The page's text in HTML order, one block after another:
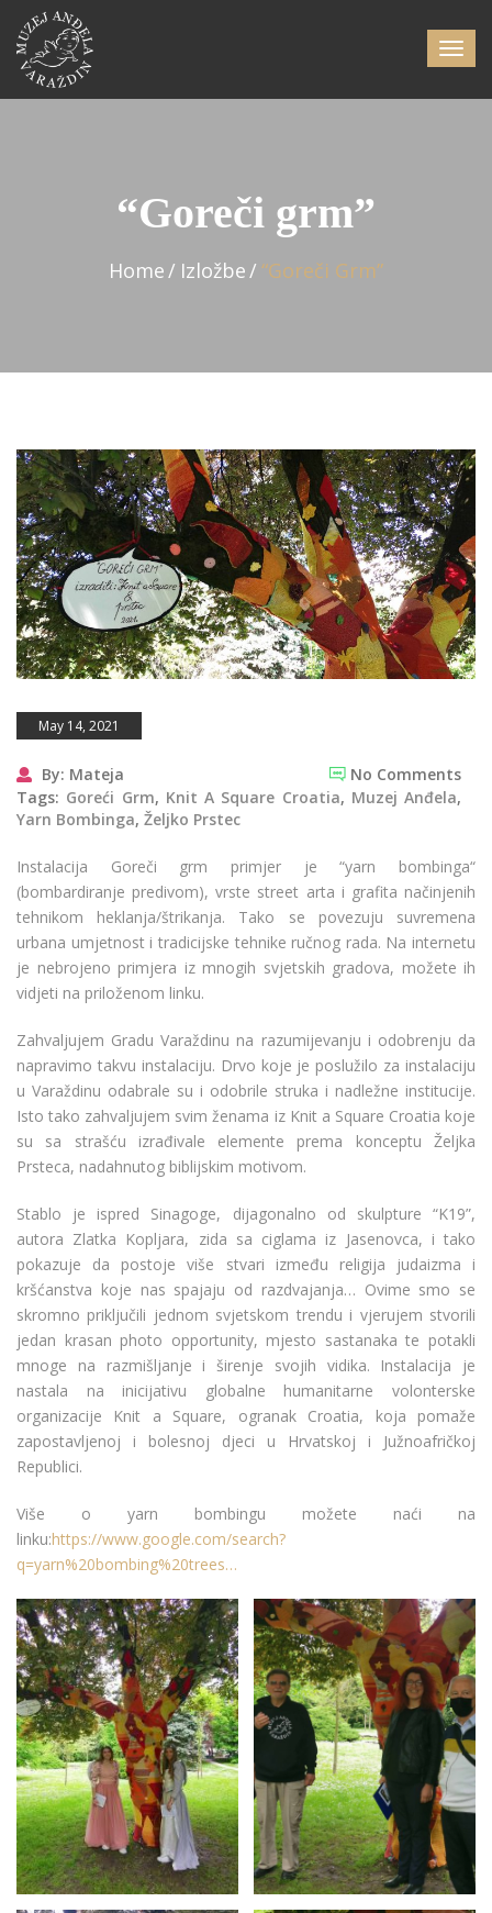
“Goreči grm”
Home Izložbe “Goreči Grm”
May 14, 2021
By: Mateja
No Comments
Tags: Goreći Grm, Knit A Square Croatia, Muzej Anđela,
Yarn Bombinga, Željko Prstec
Instalacija Goreči grm primjer je “yarn bombinga“
(bombardiranje predivom), vrste street arta i grafita načinjenih
tehnikom heklanja/štrikanja. Tako se povezuju suvremena
urbana umjetnost i tradicijske tehnike ručnog rada. Na internetu
je nebrojeno primjera iz mnogih svjetskih gradova, možete ih
vidjeti na priloženom linku.
Zahvaljujem Gradu Varaždinu na razumijevanju i odobrenju da
napravimo takvu instalaciju. Drvo koje je poslužilo za instalaciju
u Varaždinu odabrale su i odobrile struka i nadležne institucije.
Isto tako zahvaljujem svim ženama iz Knit a Square Croatia koje
su sa strašću izrađivale elemente prema konceptu Željka
Prsteca, nadahnutog biblijskim motivom.
Stablo je ispred Sinagoge, dijagonalno od skulpture “K19”,
autora Zlatka Kopljara, zida sa ciglama iz Jasenovca, i tako
pokazuje da postoje više stvari između religija judaizma i
kršćanstva koje nas spajaju od razdvajanja… Ovime smo se
skromno priključili jednom svjetskom trendu i vjerujem stvorili
jedan krasan photo opportunity, mjesto sastanaka te potakli
mnoge na razmišljanje i širenje svojih vidika. Instalacija je
nastala na inicijativu globalne humanitarne volonterske
organizacije Knit a Square, ogranak Croatia, koja pomaže
zapostavljenoj i bolesnoj djeci u Hrvatskoj i Južnoafričkoj
Republici.
Više o yarn bombingu možete naći na
linku:https://www.google.com/search?
q=yarn%20bombing%20trees…